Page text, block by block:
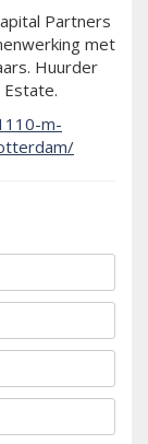
Partners
met
Huurder
m-